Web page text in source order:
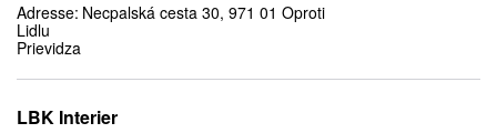
Adresse: Necpalská cesta 30, 971 01 Oproti
Lidlu
Prievidza
LBK Interier